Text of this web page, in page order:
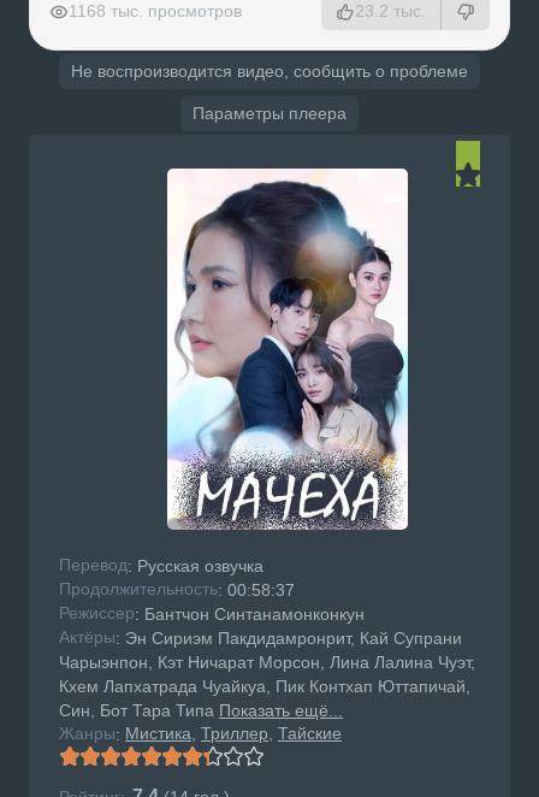
1168 тыс. просмотров 23.2 тыс.
Не воспроизводится видео, сообщить о проблеме
Параметры плеера
Перевод: Русская озвучка
Продолжительность: 00:58:37
Режисcер: Бантчон Синтанамонконкун
Актёры: Эн Сириэм Пакдидамронрит, Кай Супрани
Чарыэнпон, Кэт Ничарат Морсон, Лина Лалина Чуэт,
Кхем Лапхатрада Чуайкуа, Пик Контхап Юттапичай,
Син, Бот Тара Типа Показать ещё...
Жанры: Мистика Триллер Тайские